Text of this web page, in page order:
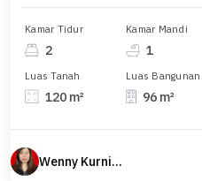
Kamar Tidur
2
Kamar Mandi
1
Luas Tanah
120 m²
Luas Bangunan
96 m²
Wenny Kurniawati